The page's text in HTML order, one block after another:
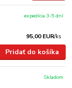
95,00 EUR/ks
expedícia 3-5 dní
Pridať do košíka
Skladom